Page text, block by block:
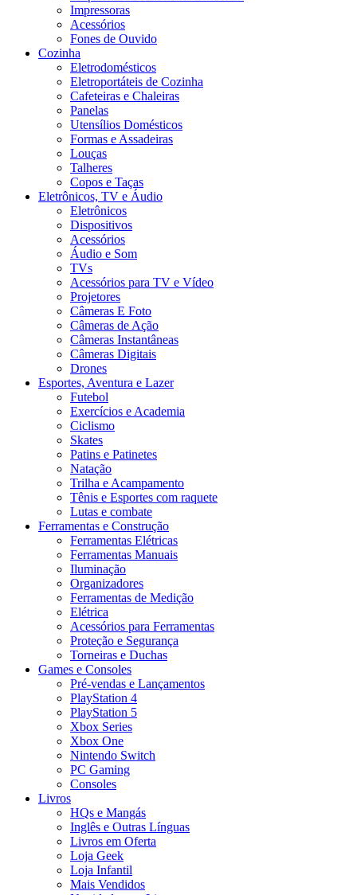
Impressoras
Acessórios
Fones de Ouvido
Cozinha
Eletrodomésticos
Eletroportáteis de Cozinha
Cafeteiras e Chaleiras
Panelas
Utensílios Domésticos
Formas e Assadeiras
Louças
Talheres
Copos e Taças
Eletrônicos, TV e Áudio
Eletrônicos
Dispositivos
Acessórios
Áudio e Som
TVs
Acessórios para TV e Vídeo
Projetores
Câmeras E Foto
Câmeras de Ação
Câmeras Instantâneas
Câmeras Digitais
Drones
Esportes, Aventura e Lazer
Futebol
Exercícios e Academia
Ciclismo
Skates
Patins e Patinetes
Natação
Trilha e Acampamento
Tênis e Esportes com raquete
Lutas e combate
Ferramentas e Construção
Ferramentas Elétricas
Ferramentas Manuais
Iluminação
Organizadores
Ferramentas de Medição
Elétrica
Acessórios para Ferramentas
Proteção e Segurança
Torneiras e Duchas
Games e Consoles
Pré-vendas e Lançamentos
PlayStation 4
PlayStation 5
Xbox Series
Xbox One
Nintendo Switch
PC Gaming
Consoles
Livros
HQs e Mangás
Inglês e Outras Línguas
Livros em Oferta
Loja Geek
Loja Infantil
Mais Vendidos